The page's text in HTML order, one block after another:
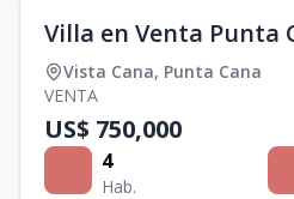
Villa en Venta Punta
Vista Cana, Punta Cana
VENTA
US$ 750,000
4
Hab.